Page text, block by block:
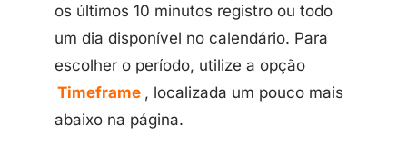
os últimos 10 minutos registro ou todo
um dia disponível no calendário. Para
escolher o período, utilize a opção
Timeframe , localizada um pouco mais
abaixo na página.